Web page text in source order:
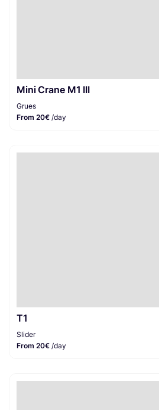
Mini Crane M1 III
Grues
From 20€ /day
T1
Slider
From 20€ /day